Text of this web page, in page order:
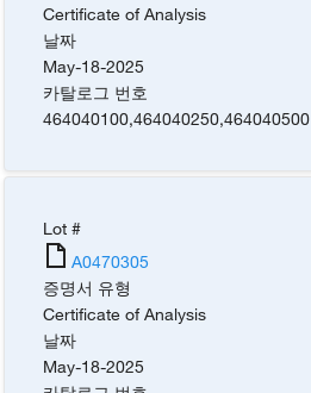
Certificate of Analysis
날짜
May-18-2025
카탈로그 번호
464040100,464040250,464040500
Lot #
A0470305
증명서 유형
Certificate of Analysis
날짜
May-18-2025